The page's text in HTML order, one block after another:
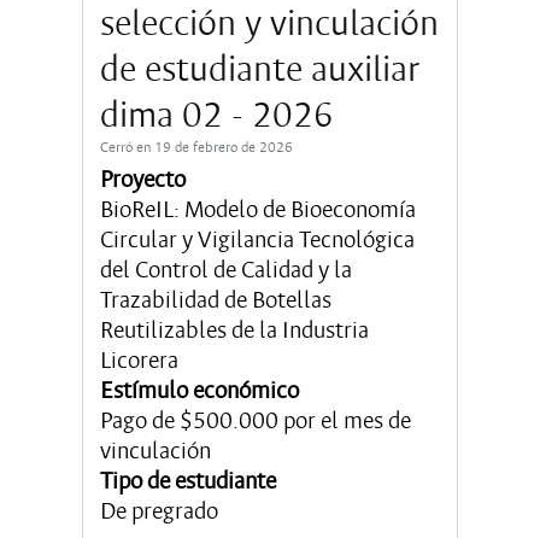
selección y vinculación
de estudiante auxiliar
dima 02 - 2026
Cerró en 19 de febrero de 2026
Proyecto
BioReIL: Modelo de Bioeconomía
Circular y Vigilancia Tecnológica
del Control de Calidad y la
Trazabilidad de Botellas
Reutilizables de la Industria
Licorera
Estímulo económico
Pago de $500.000 por el mes de
vinculación
Tipo de estudiante
De pregrado